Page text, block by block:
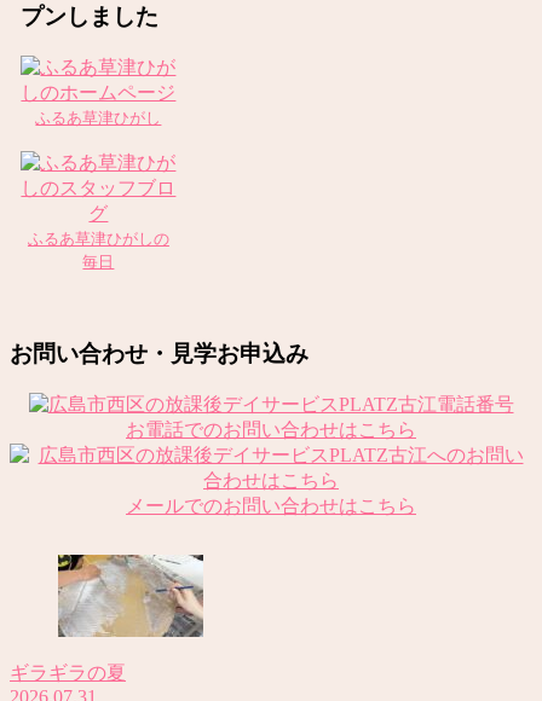
プンしました
ふるあ草津ひがし
ふるあ草津ひがしの
毎日
お問い合わせ・見学お申込み
お電話でのお問い合わせはこちら
メールでのお問い合わせはこちら
ギラギラの夏
2026.07.31